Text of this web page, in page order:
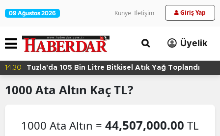
09 Ağustos 2026 Künye İletişim Giriş Yap
Üyelik
14:30 Tuzla'da 105 Bin Litre Bitkisel Atık Yağ Toplandı
1000 Ata Altın Kaç TL?
1000 Ata Altın = 44,507,000.00 TL